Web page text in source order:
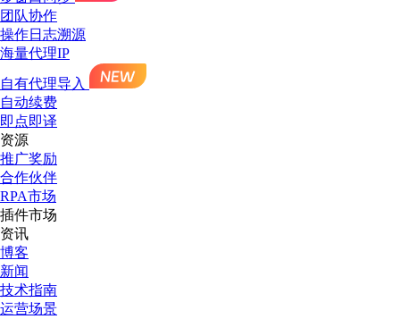
团队协作
操作日志溯源
海量代理IP
自有代理导入
自动续费
即点即译
资源
推广奖励
合作伙伴
RPA市场
插件市场
资讯
博客
新闻
技术指南
运营场景